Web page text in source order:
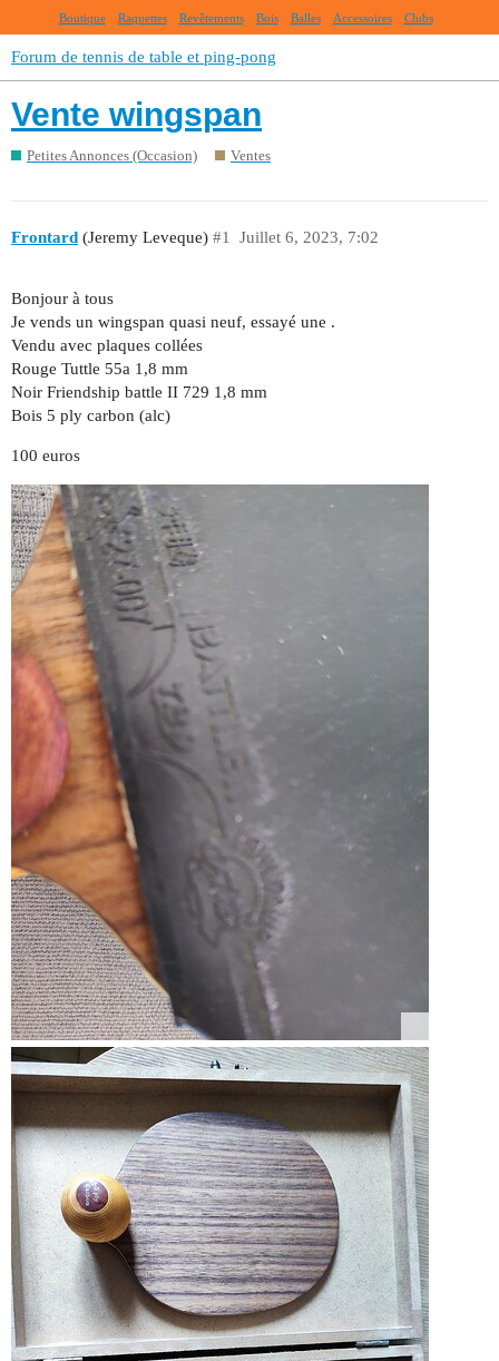
Boutique Raquettes Revêtements Bois Balles Accessoires Clubs
Forum de tennis de table et ping-pong
Vente wingspan
Petites Annonces (Occasion) Ventes
Frontard (Jeremy Leveque) Juillet 6, 2023, 7:02
#1
Bonjour à tous
Je vends un wingspan quasi neuf, essayé une .
Vendu avec plaques collées
Rouge Tuttle 55a 1,8 mm
Noir Friendship battle II 729 1,8 mm
Bois 5 ply carbon (alc)
100 euros